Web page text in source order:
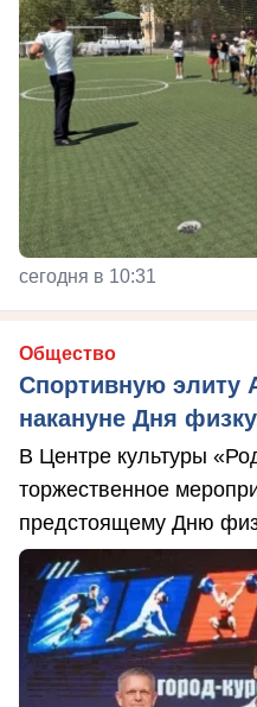
сегодня в 10:31
Общество
Спортивную элиту
накануне Дня
В Центре культуры
торжественное
предстоящему Дню